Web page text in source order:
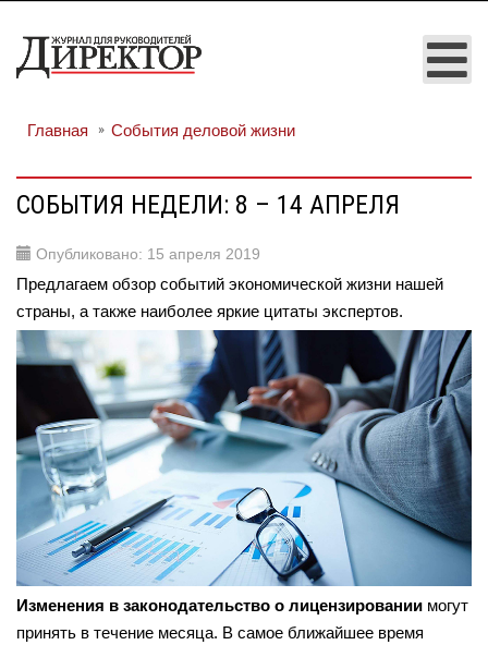
Главная События деловой жизни
СОБЫТИЯ НЕДЕЛИ: 8 – 14 АПРЕЛЯ
Опубликовано: 15 апреля 2019
Предлагаем обзор событий экономической жизни нашей
страны, а также наиболее яркие цитаты экспертов.
Изменения в законодательство о лицензировании могут
принять в течение месяца. В самое ближайшее время